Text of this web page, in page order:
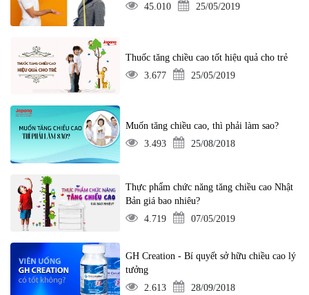
45.010
25/05/2019
Thuốc tăng chiều cao tốt hiệu quả cho trẻ
3.677
25/05/2019
Muốn tăng chiều cao, thì phải làm sao?
3.493
25/08/2018
Thực phẩm chức năng tăng chiều cao Nhật
Bản giá bao nhiêu?
4.719
07/05/2019
GH Creation - Bí quyết sở hữu chiều cao lý
tưởng
2.613
28/09/2018